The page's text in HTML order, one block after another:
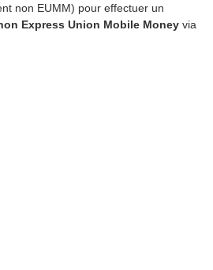
non EUMM) pour effectuer un
Express Union Mobile Money via